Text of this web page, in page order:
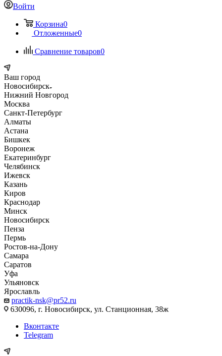
Войти
Корзина0
Отложенные0
Сравнение товаров0
Ваш город
Новосибирск
Нижний Новгород
Москва
Санкт-Петербург
Алматы
Астана
Бишкек
Воронеж
Екатеринбург
Челябинск
Ижевск
Казань
Киров
Краснодар
Минск
Новосибирск
Пенза
Пермь
Ростов-на-Дону
Самара
Саратов
Уфа
Ульяновск
Ярославль
practik-nsk@pr52.ru
630096, г. Новосибирск, ул. Станционная, 38ж
Вконтакте
Telegram